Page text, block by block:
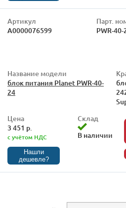
Артикул
А0000076599
Парт.
PWR-40-
Название модели
блок питания Planet PWR-40-
24
Цена
3 451 р.
с учётом НДС
Нашли
дешевле?
Склад
В наличии